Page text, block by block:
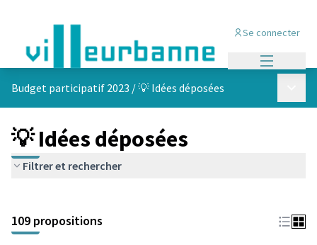
Se connecter
Budget participatif 2023 /💡 Idées déposées
💡 Idées déposées
Filtrer et rechercher
+
−
109 propositions